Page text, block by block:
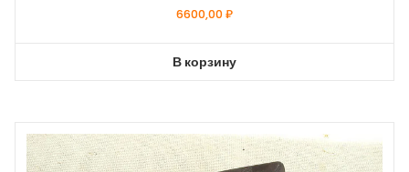
6600,00₽
В корзину